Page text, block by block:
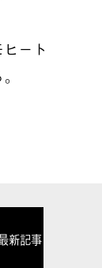
ート
新記事